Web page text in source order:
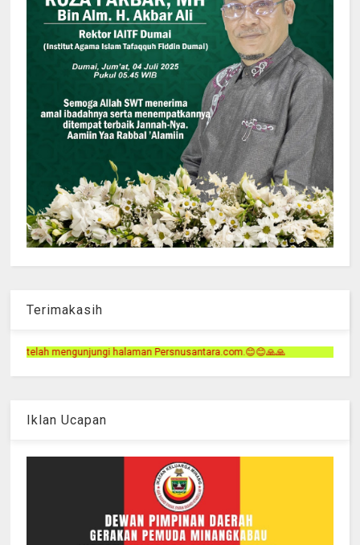
Terimakasih
Persnusantara.com.😊😊🙏🙏
Iklan Ucapan